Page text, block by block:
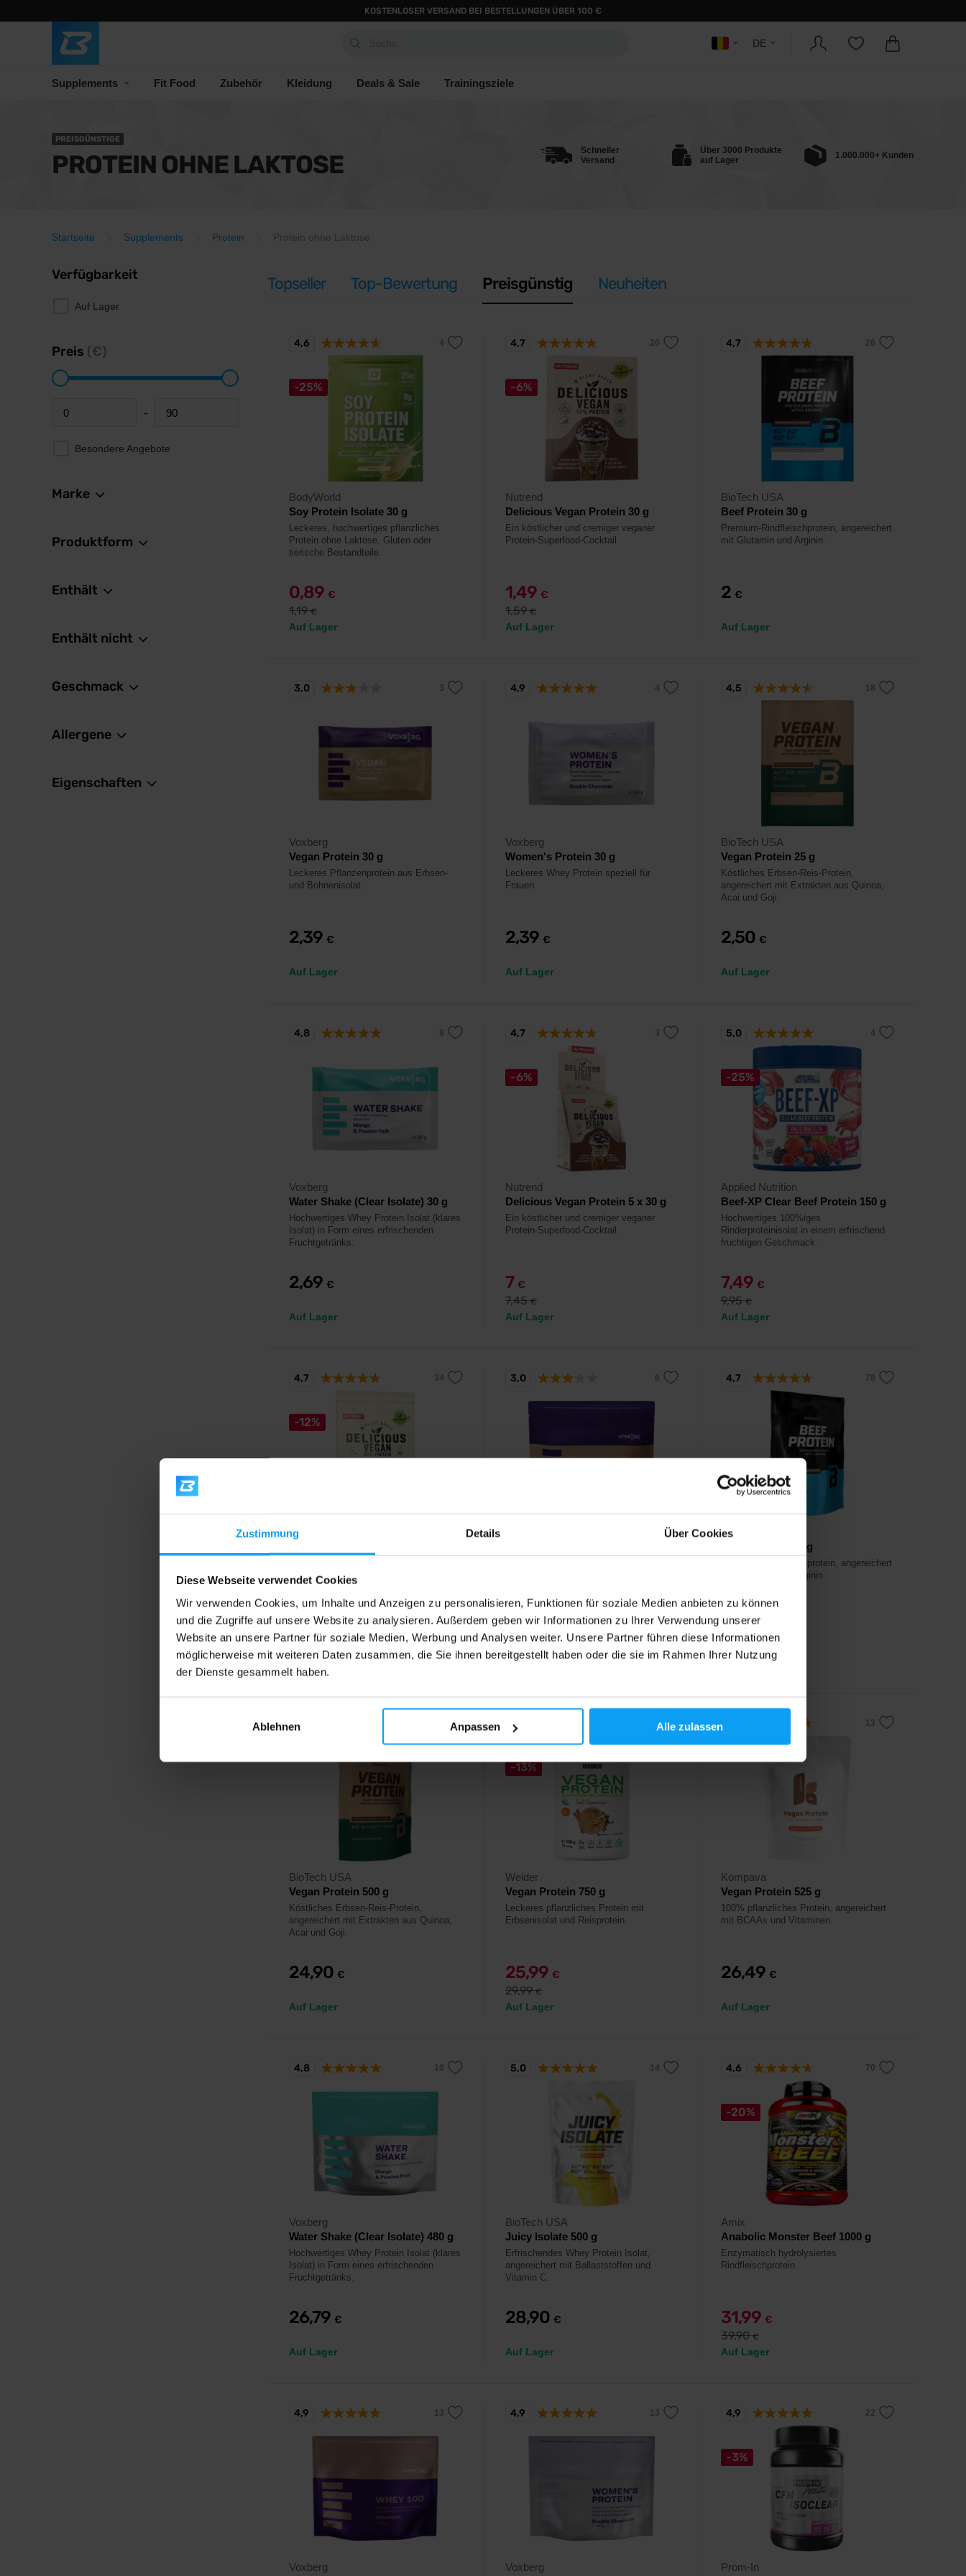
Zustimmung Details Über Cookies
Diese Webseite verwendet Cookies
Wir verwenden Cookies, um Inhalte und Anzeigen zu personalisieren, Funktionen für soziale Medien anbieten zu können
und die Zugriffe auf unsere Website zu analysieren. Außerdem geben wir Informationen zu Ihrer Verwendung unserer
Website an unsere Partner für soziale Medien, Werbung und Analysen weiter. Unsere Partner führen diese Informationen
möglicherweise mit weiteren Daten zusammen, die Sie ihnen bereitgestellt haben oder die sie im Rahmen Ihrer Nutzung
der Dienste gesammelt haben.
Ablehnen Anpassen Alle zulassen
KOSTENLOSER VERSAND BEI BESTELLUNGEN ÜBER 100 €
DE
Supplements Fit Food Zubehör Kleidung Deals & Sale Trainingsziele
PREISGÜNSTIGE
PROTEIN OHNE LAKTOSE
Schneller
Versand
Über 3000 Produkte
auf Lager
1.000.000+ Kunden
Startseite Supplements Protein Protein ohne Laktose
Verfügbarkeit
Auf Lager
Preis (€)
Minimum price -
Maximum price
Besondere Angebote
Marke
Produktform
Enthält
Enthält nicht
Geschmack
Allergene
Eigenschaften
Topseller Top-Bewertung Preisgünstig Neuheiten
-25%
BodyWorld
Soy Protein Isolate 30 g
Leckeres, hochwertiges pflanzliches
Protein ohne Laktose, Gluten oder
tierische Bestandteile.
0,89 €
1,19€
Auf Lager
4,6
-6%
Nutrend
Delicious Vegan Protein 30 g
Ein köstlicher und cremiger veganer
Protein-Superfood-Cocktail.
1,49 €
1,59€
Auf Lager
4,7
BioTech USA
Beef Protein 30 g
Premium-Rindfleischprotein, angereichert
mit Glutamin und Arginin.
2 €
Auf Lager
4,7
Voxberg
Vegan Protein 30 g
Leckeres Pflanzenprotein aus Erbsen-
und Bohnenisolat.
2,39 €
Auf Lager
3,0
Voxberg
Women's Protein 30 g
Leckeres Whey Protein speziell für
Frauen.
2,39 €
Auf Lager
4,9
BioTech USA
Vegan Protein 25 g
Köstliches Erbsen-Reis-Protein,
angereichert mit Extrakten aus Quinoa,
Acai und Goji.
2,50 €
Auf Lager
4,5
Voxberg
Water Shake (Clear Isolate) 30 g
Hochwertiges Whey Protein Isolat (klares
Isolat) in Form eines erfrischenden
Fruchtgetränks.
2,69 €
Auf Lager
4,8
-6%
Nutrend
Delicious Vegan Protein 5 x 30 g
Ein köstlicher und cremiger veganer
Protein-Superfood-Cocktail.
7 €
7,45€
Auf Lager
4,7
-25%
Applied Nutrition
Beef-XP Clear Beef Protein 150 g
Hochwertiges 100%iges
Rinderproteinisolat in einem erfrischend
fruchtigen Geschmack.
7,49 €
9,95€
Auf Lager
5,0
-12%
Nutrend
Protein-Superfood-Cocktail.
17,49
19,79
Auf Lager
4,7
20,49
Auf Lager
3,0
BioTech USA
Beef Protein 500 g
Premium-Rindfleischprotein, angereichert
mit Glutamin und Arginin.
21,90
Auf Lager
4,7
BioTech USA
Vegan Protein 500 g
Köstliches Erbsen-Reis-Protein,
angereichert mit Extrakten aus Quinoa,
Acai und Goji.
24,90 €
Auf Lager
4,5
-13%
Weider
Vegan Protein 750 g
Leckeres pflanzliches Protein mit
Erbsenisolat und Reisprotein.
25,99 €
29,99€
Auf Lager
4,3
Kompava
Vegan Protein 525 g
100% pflanzliches Protein, angereichert
mit BCAAs und Vitaminen.
26,49 €
Auf Lager
Voxberg
Water Shake (Clear Isolate) 480 g
Hochwertiges Whey Protein Isolat (klares
Isolat) in Form eines erfrischenden
Fruchtgetränks.
26,79 €
Auf Lager
4,8
BioTech USA
Juicy Isolate 500 g
Erfrischendes Whey Protein Isolat,
angereichert mit Ballaststoffen und
Vitamin C.
28,90 €
Auf Lager
5,0
-20%
Amix
Anabolic Monster Beef 1000 g
Enzymatisch hydrolysiertes
Rindfleischprotein.
31,99 €
39,90€
Auf Lager
4,6
Voxberg
4,9
Voxberg
4,9
-3%
Prom-In
4,9